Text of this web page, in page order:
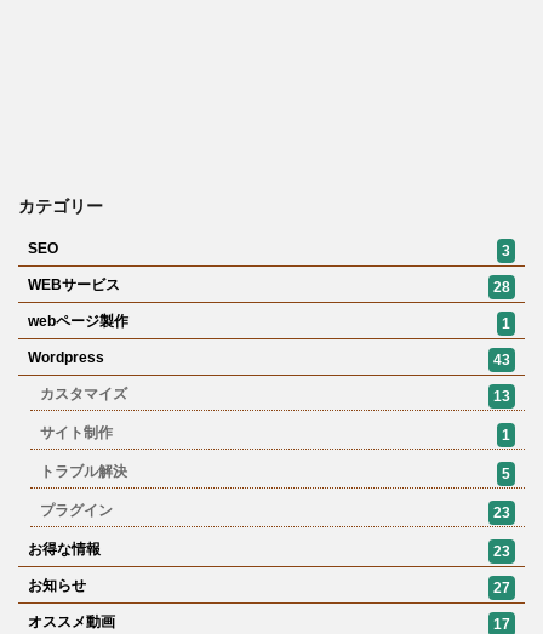
カテゴリー
SEO
3
WEBサービス
28
webページ製作
1
Wordpress
43
カスタマイズ
13
サイト制作 1
トラブル解決 5
プラグイン 23
お得な情報
23
お知らせ
27
オススメ動画
17